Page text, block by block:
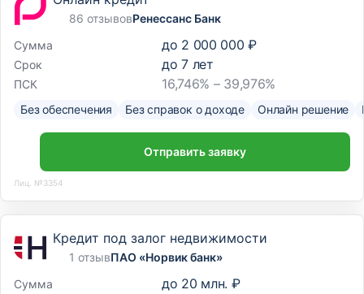
86 отзывовРенессанс Банк
Сумма
до 2 000 000 ₽
Срок до7лет
ПСК 16,746% – 39,976%
Без обеспечения Без справок о доходе Онлайн решение
Отправить заявку
Лиц. №3354
Кредит под залог недвижимости
1 отзывПАО «Норвик банк»
Сумма
до 20 млн. ₽